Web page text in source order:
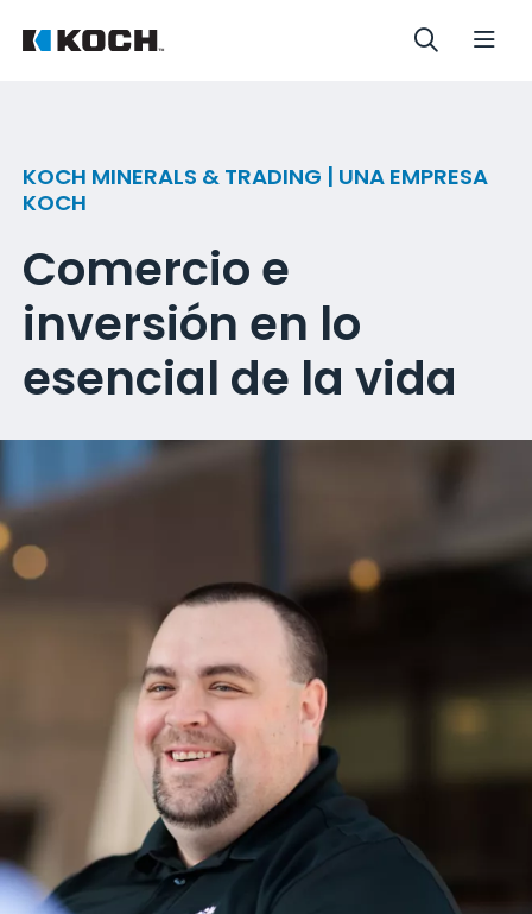
KOCH MINERALS & TRADING | UNA EMPRESA
KOCH
Comercio e
inversión en lo
esencial de la vida